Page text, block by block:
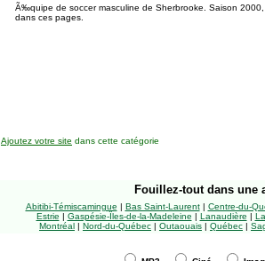
Ã‰quipe de soccer masculine de Sherbrooke. Saison
dans ces pages.
Ajoutez votre site dans cette catégorie
Fouillez-tout dans une
Abitibi-Témiscamingue | Bas Saint-Laurent| Centre-du-
Estrie | Gaspésie-Îles-de-la-Madeleine | Lanaudière |
Montréal | Nord-du-Québec | Outaouais | Québec |